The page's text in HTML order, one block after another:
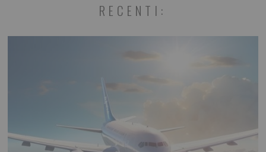
RECENTI: